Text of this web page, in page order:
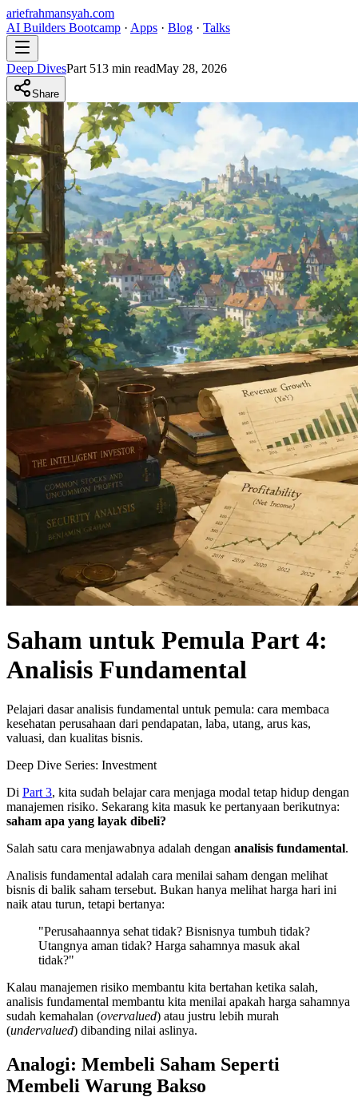
ariefrahmansyah.com
AI Builders Bootcamp · Apps · Blog · Talks
Deep DivesPart 513 min readMay 28, 2026
Share
Saham untuk Pemula Part 4:
Analisis Fundamental
Pelajari dasar analisis fundamental untuk pemula: cara membaca
kesehatan perusahaan dari pendapatan, laba, utang, arus kas,
valuasi, dan kualitas bisnis.
Deep Dive Series: Investment
Di Part 3, kita sudah belajar cara menjaga modal tetap hidup dengan
manajemen risiko. Sekarang kita masuk ke pertanyaan berikutnya:
saham apa yang layak dibeli?
Salah satu cara menjawabnya adalah dengan analisis fundamental.
Analisis fundamental adalah cara menilai saham dengan melihat
bisnis di balik saham tersebut. Bukan hanya melihat harga hari ini
naik atau turun, tetapi bertanya:
"Perusahaannya sehat tidak? Bisnisnya tumbuh tidak?
Utangnya aman tidak? Harga sahamnya masuk akal
tidak?"
Kalau manajemen risiko membantu kita bertahan ketika salah,
analisis fundamental membantu kita menilai apakah harga sahamnya
sudah kemahalan (overvalued) atau justru lebih murah
(undervalued) dibanding nilai aslinya.
Analogi: Membeli Saham Seperti
Membeli Warung Bakso